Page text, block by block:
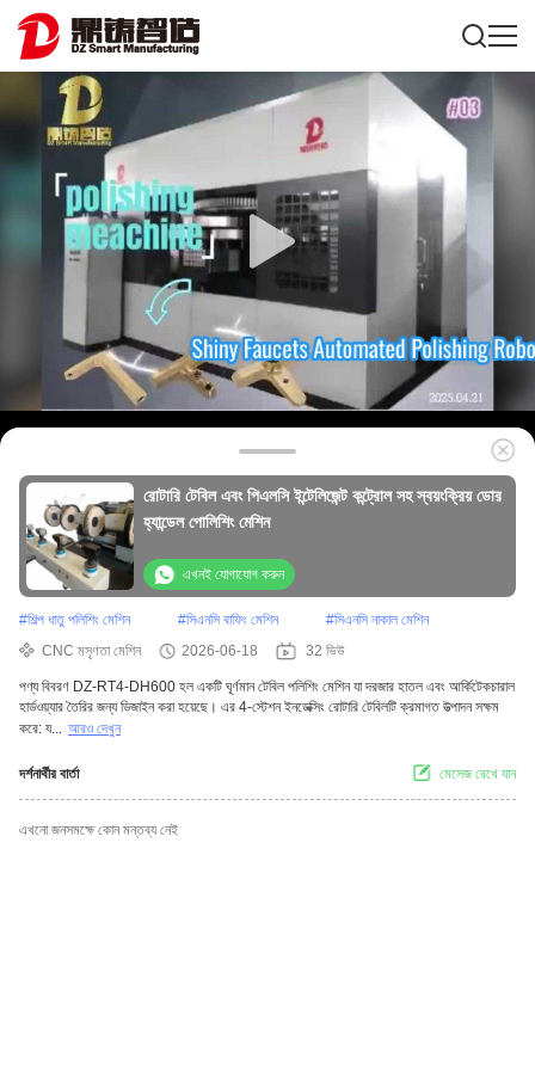
রোটারি টেবিল এবং পিএলসি ইন্টেলিজেন্ট কন্ট্রোল সহ স্বয়ংক্রিয় ডোর
হ্যান্ডেল পোলিশিং মেশিন
এখনই যোগাযোগ করুন
#শিল্প ধাতু পলিশিং মেশিন #সিএনসি বাফিং মেশিন #সিএনসি নাকাল মেশিন
CNC মসৃণতা মেশিন
2026-06-18 32 ভিউ
পণ্য বিবরণ DZ-RT4-DH600 হল একটি ঘূর্ণমান টেবিল পলিশিং মেশিন যা দরজার হাতল এবং আর্কিটেকচারাল
হার্ডওয়্যার তৈরির জন্য ডিজাইন করা হয়েছে। এর 4-স্টেশন ইনডেক্সিং রোটারি টেবিলটি ক্রমাগত উত্পাদন সক্ষম
করে: য... আরও দেখুন
দর্শনার্থীর বার্তা মেসেজ রেখে যান
এখনো জনসমক্ষে কোন মন্তব্য নেই